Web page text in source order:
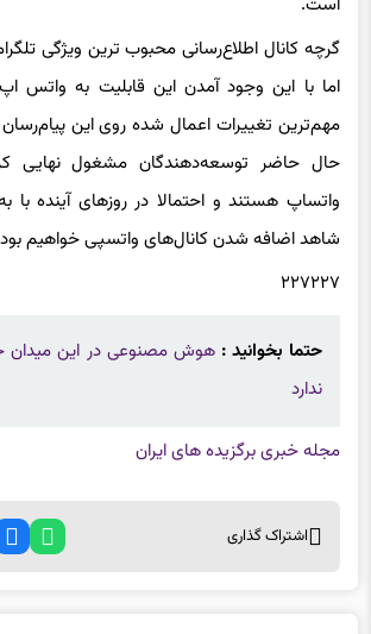
گرچه کانال اطلاع‌رسانی محبوب ترین ویژگی
اما با این وجود آمدن این قابلیت به واتس
مهم‌ترین تغییرات اعمال شده روی این
حال حاضر توسعه‌دهندگان مشغول نهایی
واتساپ هستند و احتمالا در روزهای آینده با
شاهد اضافه شدن کانال‌های واتسپی خواهیم
۲۲۷۲۲۷
ندارد